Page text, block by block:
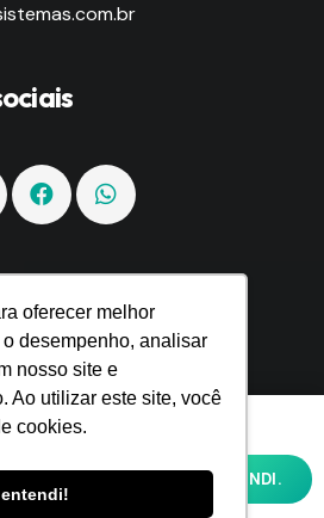
oferecer melhor
desempenho, analisar
nosso site e
Ao utilizar este site, você
cookies.
dentro de todas as
melhor
em nosso site
utilizar este
de cookies e
OK, ENTENDI.